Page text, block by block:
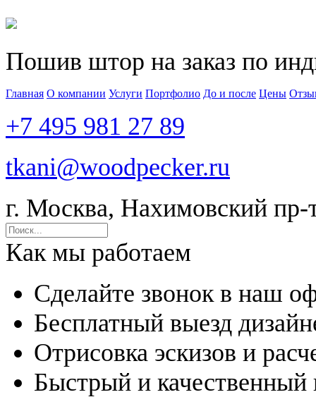
Пошив штор на заказ по
Главная О компании Услуги Портфолио До и после Цены
+7 495 981 27 89
tkani@woodpecker.ru
г. Москва, Нахимовский пр-
Как мы работаем
Сделайте звонок в наш
Бесплатный выезд
Отрисовка эскизов и
Быстрый и